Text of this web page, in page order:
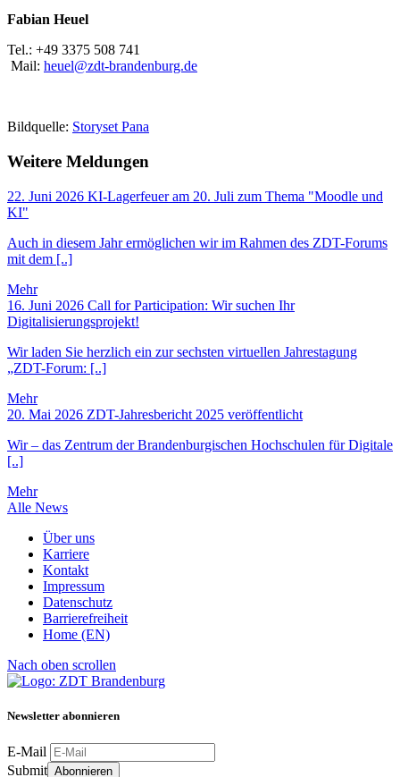
Fabian Heuel
Tel.: +49 3375 508 741
Mail: heuel@zdt-brandenburg.de
Bildquelle: Storyset Pana
Weitere Meldungen
22. Juni 2026 KI-Lagerfeuer am 20. Juli zum Thema "Moodle und
KI"
Auch in diesem Jahr ermöglichen wir im Rahmen des ZDT-Forums
mit dem [..]
Mehr
16. Juni 2026 Call for Participation: Wir suchen Ihr
Digitalisierungsprojekt!
Wir laden Sie herzlich ein zur sechsten virtuellen Jahrestagung
„ZDT-Forum: [..]
Mehr
20. Mai 2026 ZDT-Jahresbericht 2025 veröffentlicht
Wir – das Zentrum der Brandenburgischen Hochschulen für Digitale
[..]
Mehr
Alle News
Über uns
Karriere
Kontakt
Impressum
Datenschutz
Barrierefreiheit
Home (EN)
Nach oben scrollen
Newsletter abonnieren
E-Mail
Submit